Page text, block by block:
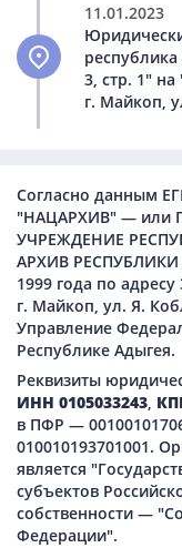
11.01.2023
3, стр. 1" на
г. Майкоп,
Согласно данным
"НАЦАРХИВ" — или
УЧРЕЖДЕНИЕ
АРХИВ РЕСПУБЛИКИ
1999 года по
г. Майкоп, ул. Я.
Управление
Республике Адыгея.
Реквизиты
ИНН 0105033243,
в ПФР —
010010193701001.
является
субъектов
собственности —
Федерации".